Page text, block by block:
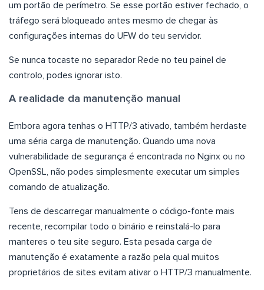
um portão de perímetro. Se esse portão estiver fechado, o
tráfego será bloqueado antes mesmo de chegar às
configurações internas do UFW do teu servidor.
Se nunca tocaste no separador Rede no teu painel de
controlo, podes ignorar isto.
A realidade da manutenção manual
Embora agora tenhas o HTTP/3 ativado, também herdaste
uma séria carga de manutenção. Quando uma nova
vulnerabilidade de segurança é encontrada no Nginx ou no
OpenSSL, não podes simplesmente executar um simples
comando de atualização.
Tens de descarregar manualmente o código-fonte mais
recente, recompilar todo o binário e reinstalá-lo para
manteres o teu site seguro. Esta pesada carga de
manutenção é exatamente a razão pela qual muitos
proprietários de sites evitam ativar o HTTP/3 manualmente.